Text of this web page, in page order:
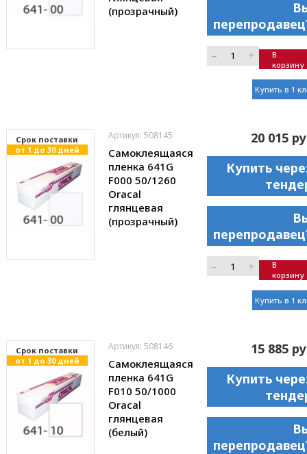
(прозрачный)
– +
В
корзину
Купить в 1
Cрок поставки
от 1 до 30 дней
Артикул: 508145
Самоклеящаяся
пленка 641G
F000 50/1260
Oracal
глянцевая
(прозрачный)
20 015
Купить
– +
В
корзину
Купить в 1
Cрок поставки
от 1 до 30 дней
Артикул: 508146
Самоклеящаяся
пленка 641G
F010 50/1000
Oracal
глянцевая
(белый)
15 885
Купить